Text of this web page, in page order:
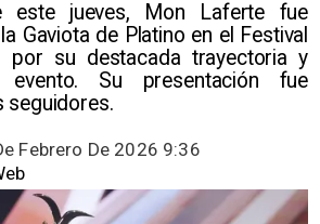
este jueves, Mon Laferte fue
Gaviota de Platino en el Festival
por su destacada trayectoria y
Su presentación fue
seguidores.
Febrero De 2026 9:36